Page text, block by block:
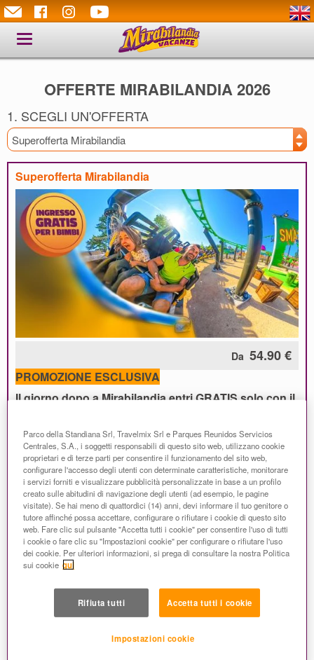
Toggle
OFFERTE MIRABILANDIA 2026
1. SCEGLI UN'OFFERTA
Superofferta Mirabilandia
Da 54.90 €
PROMOZIONE ESCLUSIVA
Il giorno dopo a Mirabilandia entri GRATIS solo con il
Bambini fino a 10 anni GRATIS al Parco tutta la
stagione con prenotazioni entro il 6 agosto!
Su tutte le prenotazionila Vacanza Sicura è inclusa!
Cancellazione gratuita e rimborso del 100% fino a 4
giorni prima della data di arrivo.
L'offerta include:
1 ingresso a Mirabilandia per persona;
pernottamento e prima colazionein un hotel3 stellenelle
vicinanze del Parco;
bambini fino a 10 anni GRATIS al Parco
tutta la stagione
con prenotazioni entro il
!
servizioVacanza Sicuravalido per qualsiasi data di arrivo!
Personalizza la tua vacanza:
Parco della Standiana Srl, Travelmix Srl e Parques Reunidos Servicios
Centrales, S.A., i soggetti responsabili di questo sito web, utilizzano cookie
proprietari e di terze parti per consentire il funzionamento del sito web,
configurare l'accesso degli utenti con determinate caratteristiche, monitorare
i servizi forniti e visualizzare pubblicità personalizzate in base a un profilo
creato sulle abitudini di navigazione degli utenti (ad esempio, le pagine
visitate). Se hai meno di quattordici (14) anni, devi informare il tuo genitore o
tutore affinché possa accettare, configurare o rifiutare i cookie di questo sito
web. Fare clic sul pulsante "Accetta tutti i cookie" per consentire l'uso di tutti
i cookie o fare clic su "Impostazioni cookie" per configurare o rifiutare l'uso
dei cookie. Per ulteriori informazioni, si prega di consultare la nostra Politica
sui cookie qui
Rifiuta tutti Accetta tutti i cookie
Impostazioni cookie